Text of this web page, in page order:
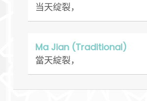
当天绽裂，
Ma Jian (Traditional)
當天綻裂，